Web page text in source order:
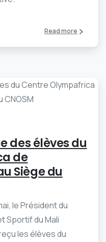
Read more
0 -
des élèves du
de
Siège du
le Président du
Sportif du Mali
les élèves du